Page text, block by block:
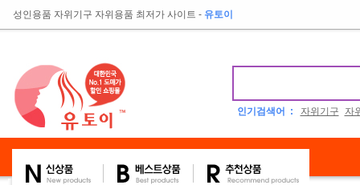
성인용품 자위기구 자위용품 최저가 사이트 - 유토이
인기검색어 : 자위기구 자